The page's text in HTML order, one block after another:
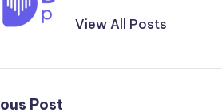
View All Posts
Post